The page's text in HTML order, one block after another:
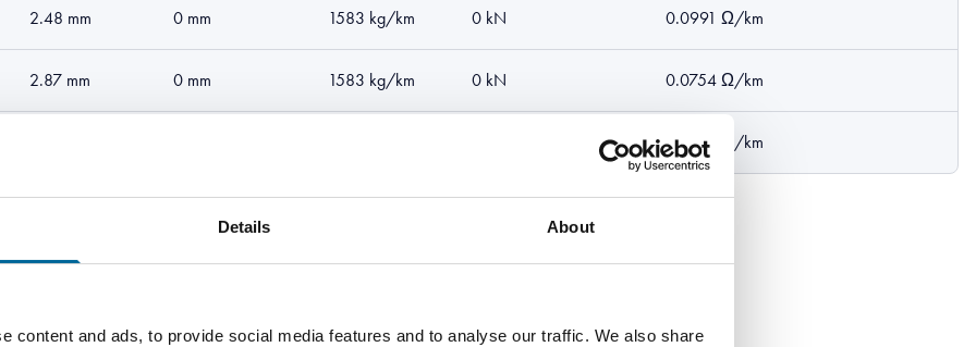
Details About
content and ads, to provide social media features and to analyse our traffic. We also share
2.48 mm 0 mm 1583 kg/km 0 kN 0.0991 Ω/km
2.87 mm 0 mm 1583 kg/km 0 kN 0.0754 Ω/km
0.0601 Ω/km